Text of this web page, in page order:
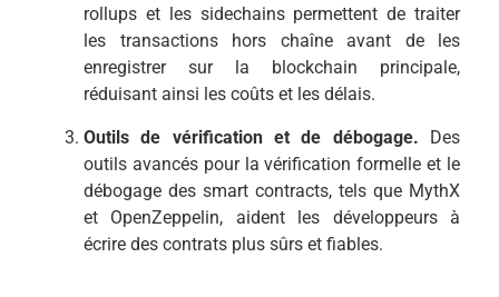
rollups et les sidechains permettent de traiter
les transactions hors chaîne avant de les
enregistrer sur la blockchain principale,
réduisant ainsi les coûts et les délais.
Outils de vérification et de débogage. Des
outils avancés pour la vérification formelle et le
débogage des smart contracts, tels que MythX
et OpenZeppelin, aident les développeurs à
écrire des contrats plus sûrs et fiables.